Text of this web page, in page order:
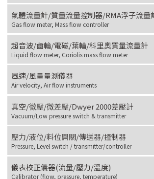
氣體流量計/質量流量控制器/RMA浮子流量
Gas flow meter, Mass flow controller
超音波/齒輪/電磁/葉輪/科里奧質量流量計
Liquid flow meter, Coriolis mass flow meter
風速/風量量測儀器
Air velocity, Air flow instruments
真空/微壓/微差壓/Dwyer 2000差壓計
Vacuum/Low pressure switch & transmitter
壓力/液位/料位開關/傳送器/控制器
Pressure, Level switch / transmitter/controller
儀表校正儀器(流量/壓力/溫度)
Calibrator (flow, pressure, temperature)